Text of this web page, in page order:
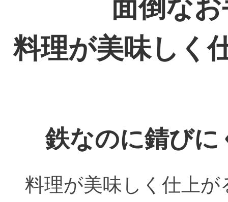
面倒な
料理が美味しく
鉄なのに錆びに
料理が美味しく仕上